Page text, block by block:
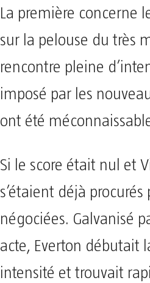
La première concerne
sur la pelouse du très
rencontre pleine
imposé par les
ont été
Si le score était nul et
s’étaient déjà procurés
négociées. Galvanisé
acte, Everton débutait
intensité et trouvait